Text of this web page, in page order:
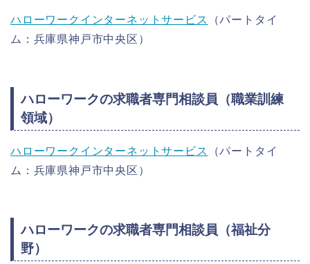
ハローワークインターネットサービス
（パートタイ
ム：兵庫県神戸市中央区）
ハローワークの求職者専門相談員（職業訓練
領域）
ハローワークインターネットサービス
（パートタイ
ム：兵庫県神戸市中央区）
ハローワークの求職者専門相談員（福祉分
野）